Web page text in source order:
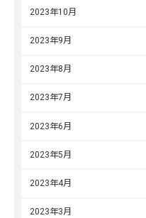
2023年10月
2023年9月
2023年8月
2023年7月
2023年6月
2023年5月
2023年4月
2023年3月